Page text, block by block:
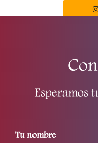
Esperamos
Tu nombre